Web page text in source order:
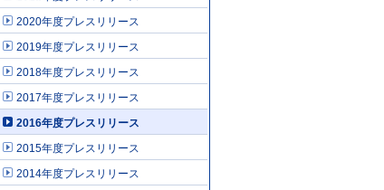
2020年度プレスリリース
2019年度プレスリリース
2018年度プレスリリース
2017年度プレスリリース
2016年度プレスリリース
2015年度プレスリリース
2014年度プレスリリース